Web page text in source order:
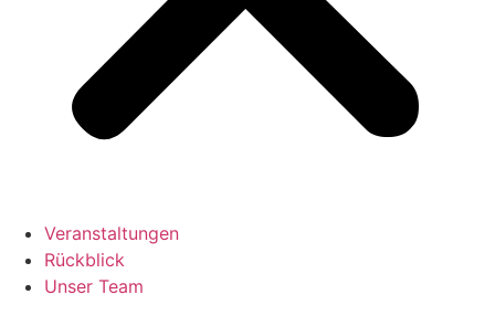
Veranstaltungen
Rückblick
Unser Team